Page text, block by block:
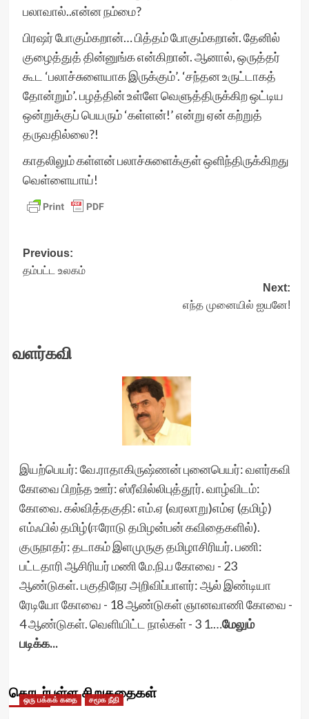
பலாவால்..என்ன நம்மை?
பிரஷர் போகும்கறான்… பித்தம் போகும்கறான். தேனில்
குழைத்துத் தின்னுங்க என்கிறான். ஆனால், ஒருத்தர்
கூட ‘பலாச்சுளையாக இருக்கும்’. ‘சந்தன உருட்டாகத்
தோன்றும்’. பழத்தின் உள்ளே வெளுத்திருக்கிற ஒட்டிய
ஒன்றுக்குப் பெயரும் ‘கள்ளன்!’ என்று ஏன் கற்றுத்
தருவதில்லை?!
காதலிலும் கள்ளன் பலாச்சுளைக்குள் ஒளிந்திருக்கிறது
வெள்ளையாய்!
Post
navigation
Previous:
தம்பட்ட உலகம்
Next:
எந்த முனையில் ஐயனே!
வளர்கவி
இயற்பெயர்: வே.ராதாகிருஷ்ணன் புனைபெயர்: வளர்கவி
கோவை பிறந்த ஊர்: ஸ்ரீவில்லிபுத்தூர். வாழ்விடம்:
கோவை. கல்வித்தகுதி: எம்.ஏ (வரலாறு)எம்ஏ (தமிழ்)
எம்ஃபில் தமிழ்(ஈரோடு தமிழன்பன் கவிதைகளில்).
குருநாதர்: தடாகம் இளமுருகு தமிழாசிரியர். பணி:
பட்டதாரி ஆசிரியர் மணி மே.நி.ப கோவை - 23
ஆண்டுகள். பகுதிநேர அறிவிப்பாளர்: ஆல் இண்டியா
ரேடியோ கோவை - 18 ஆண்டுகள் ஞானவாணி கோவை -
4 ஆண்டுகள். வெளியிட்ட நால்கள் - 3 1.…மேலும்
படிக்க...
தொடர்புள்ள சிறுகதைகள்
ஒரு பக்கக் கதை சமூக நீதி